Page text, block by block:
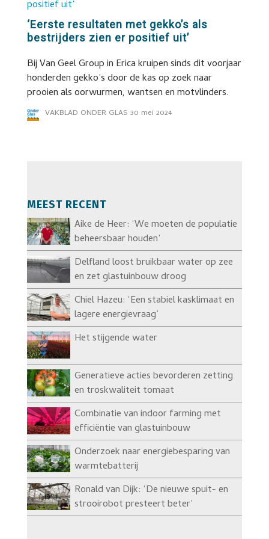
‘Eerste resultaten met gekko’s als
bestrijders zien er positief uit’
Bij Van Geel Group in Erica kruipen sinds dit voorjaar
honderden gekko’s door de kas op zoek naar
prooien als oorwurmen, wantsen en motvlinders.
VAKBLAD ONDER GLAS 30 mei 2024
MEEST RECENT
Aike de Heer: ‘We moeten de populatie
beheersbaar houden’
Delfland loost bruikbaar water op zee
en zet glastuinbouw droog
Chiel Hazeu: ‘Een stabiel kasklimaat en
lagere energievraag’
Het stijgende water
Generatieve acties bevorderen zetting
en troskwaliteit tomaat
Combinatie van indoor farming met
efficiëntie van glastuinbouw
Onderzoek naar energiebesparing van
warmtebatterij
Ronald van Dijk: ‘De nieuwe spuit- en
strooirobot presteert beter’